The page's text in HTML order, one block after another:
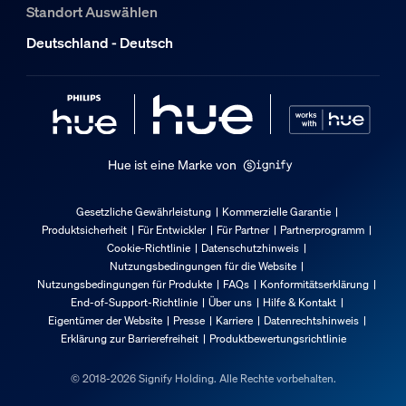
5 % <H<95 % (nicht kondensierend)
Betriebstemperatur
-20 °C bis 45 °C
Zusatzfunktion/Zubehör im
Farbwechsel (LED)
dimmbar
Lichteigenschaften
Standort Auswählen
Deutschland - Deutsch
Hue ist eine Marke von
Gesetzliche Gewährleistung
Kommerzielle Garantie
Produktsicherheit
Für Entwickler Für Partner
Partnerprogramm
Cookie-Richtlinie
Datenschutzhinweis
Nutzungsbedingungen für die Website
Nutzungsbedingungen für Produkte
FAQs
Konformitätserklärung
End-of-Support-Richtlinie
Über uns
Hilfe & Kontakt
Eigentümer der Website
Presse Karriere
Datenrechtshinweis
Erklärung zur Barrierefreiheit
Produktbewertungsrichtlinie
© 2018-2026 Signify Holding. Alle Rechte vorbehalten.